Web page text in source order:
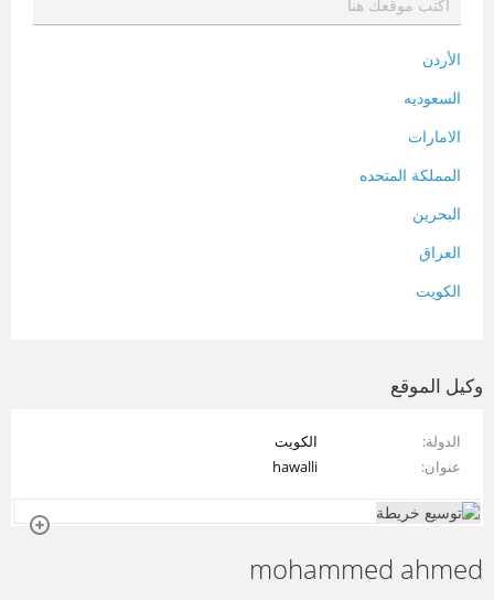
الأردن
السعوديه
الامارات
المملكة المتحده
البحرين
العراق
الكويت
فلسطين
سوريا
تونس
وكيل الموقع
الدولة
الكويت
عنوان
hawalli
mohammed ahmed